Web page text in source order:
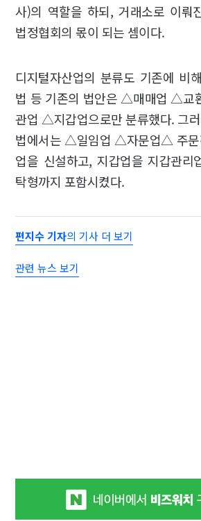
사)의 역할을 하되, 거래소로 이뤄
법정협회의 몫이 되는 셈이다.
디지털자산업의 분류도 기존에 비
법 등 기존의 법안은 △매매업 △
관업 △지갑업으로만 분류했다. 그
법에서는 △일임업 △자문업△ 주
업을 신설하고, 지갑업을 지갑관리
탁형까지 포함시켰다.
편지수 기자의 기사 더 보기
관련 뉴스 보기